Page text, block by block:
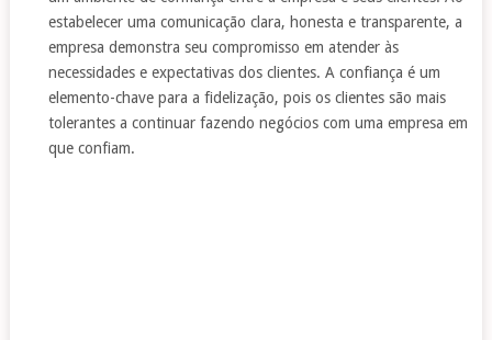
estabelecer uma comunicação clara, honesta e transparente, a
empresa demonstra seu compromisso em atender às
necessidades e expectativas dos clientes. A confiança é um
elemento-chave para a fidelização, pois os clientes são mais
tolerantes a continuar fazendo negócios com uma empresa em
que confiam.